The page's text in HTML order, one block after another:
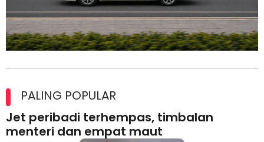
lesen separuh pertama 2026
PALING POPULAR
Jet peribadi terhempas, timbalan
menteri dan empat maut